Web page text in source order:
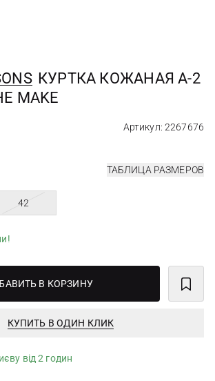
КУРТКА КОЖАНАЯ A-2
MAKE
Артикул: 2267676
ТАБЛИЦА РАЗМЕРОВ
42
В КОРЗИНУ
КУПИТЬ В ОДИН КЛИК
від 2 годин